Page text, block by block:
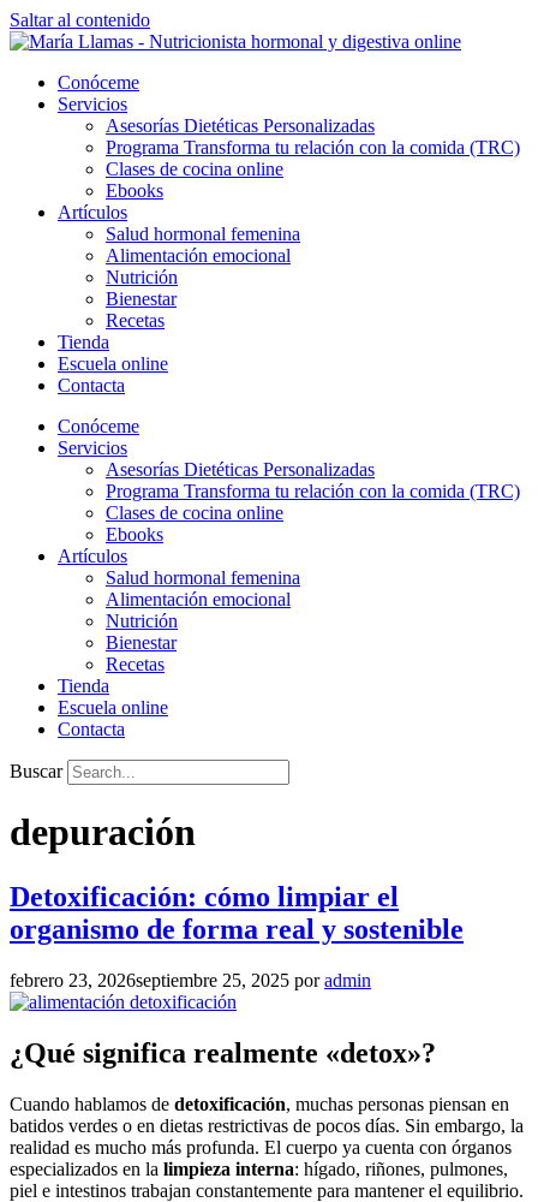
Saltar al contenido
Conóceme
Servicios
Asesorías Dietéticas Personalizadas
Programa Transforma tu relación con la comida (TRC)
Clases de cocina online
Ebooks
Artículos
Salud hormonal femenina
Alimentación emocional
Nutrición
Bienestar
Recetas
Tienda
Escuela online
Contacta
Conóceme
Servicios
Asesorías Dietéticas Personalizadas
Programa Transforma tu relación con la comida (TRC)
Clases de cocina online
Ebooks
Artículos
Salud hormonal femenina
Alimentación emocional
Nutrición
Bienestar
Recetas
Tienda
Escuela online
Contacta
Buscar
depuración
Detoxificación: cómo limpiar el
organismo de forma real y sostenible
febrero 23, 2026septiembre 25, 2025 poradmin
¿Qué significa realmente «detox»?
Cuando hablamos de detoxificación, muchas personas piensan en
batidos verdes o en dietas restrictivas de pocos días. Sin embargo, la
realidad es mucho más profunda. El cuerpo ya cuenta con órganos
especializados en la limpieza interna: hígado, riñones, pulmones,
piel e intestinos trabajan constantemente para mantener el equilibrio.